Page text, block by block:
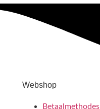
Webshop
Betaalmethodes